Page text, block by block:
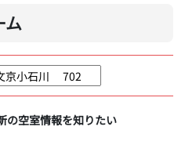
ム
の空室情報を知りたい